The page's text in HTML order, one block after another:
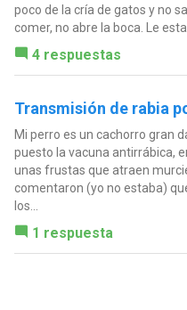
poco de la cría de gatos y no
comer, no abre la boca. Le
4 respuestas
Transmisión de rabia
Mi perro es un cachorro gran
puesto la vacuna antirrábica,
unas frustas que atraen
comentaron (yo no estaba)
los...
1 respuesta